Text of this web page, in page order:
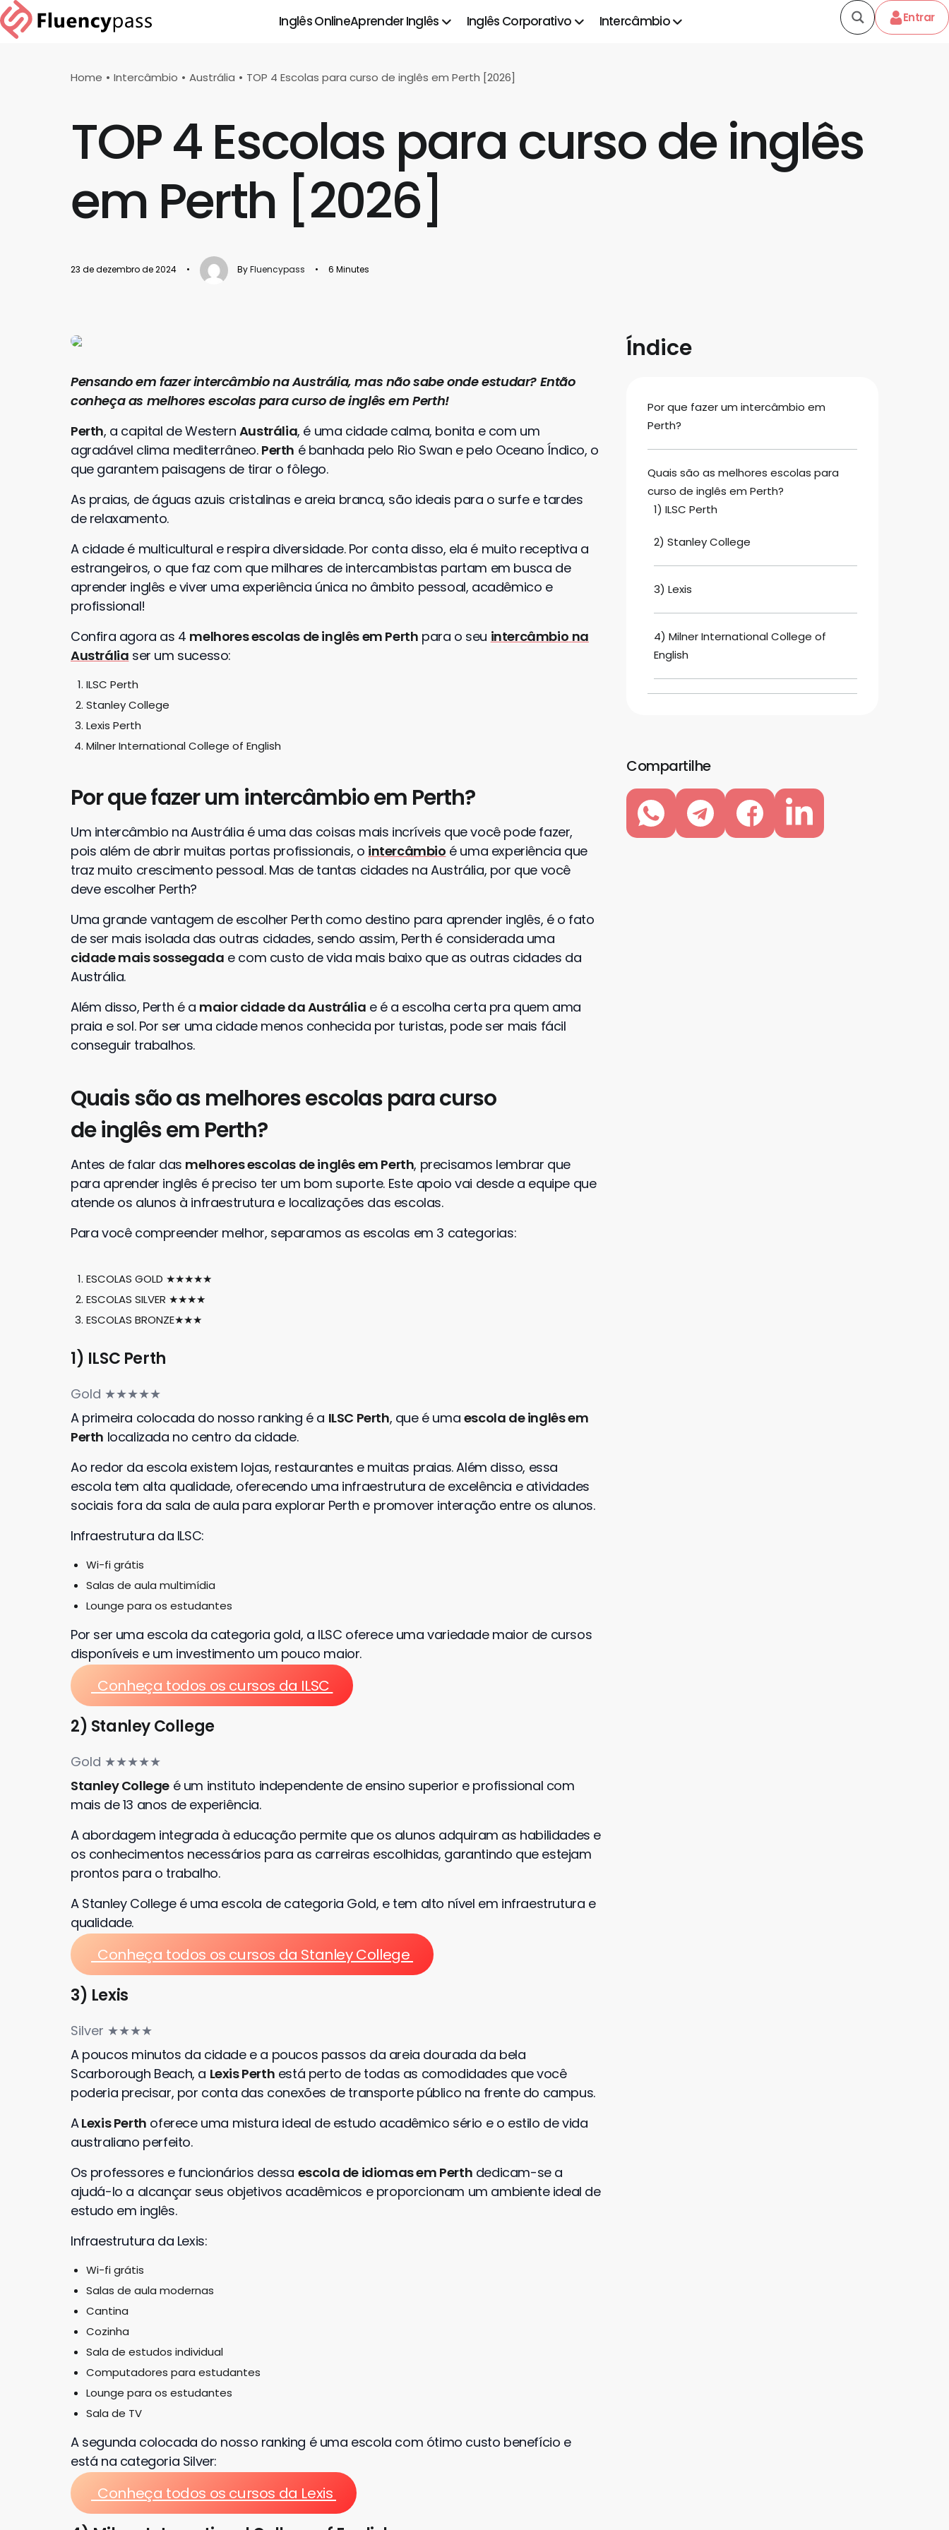
Inglês OnlineAprender Inglês Inglês Corporativo Intercâmbio Entrar
Home Intercâmbio Austrália TOP 4 Escolas para curso de inglês em Perth [2026]
TOP 4 Escolas para curso de inglês
em Perth [2026]
23 de dezembro de 2024 • ByFluencypass • 6 Minutes
Pensando em fazer intercâmbio na Austrália, mas não sabe onde estudar? Então
conheça as melhores escolas para curso de inglês em Perth!
Perth, a capital de Western Austrália, é uma cidade calma, bonita e com um
agradável clima mediterrâneo. Perth é banhada pelo Rio Swan e pelo Oceano Índico, o
que garantem paisagens de tirar o fôlego.
As praias, de águas azuis cristalinas e areia branca, são ideais para o surfe e tardes
de relaxamento.
A cidade é multicultural e respira diversidade. Por conta disso, ela é muito receptiva a
estrangeiros, o que faz com que milhares de intercambistas partam em busca de
aprender inglês e viver uma experiência única no âmbito pessoal, acadêmico e
profissional!
Confira agora as 4 melhores escolas de inglês em Perth para o seu intercâmbio na
Austrália ser um sucesso:
ILSC Perth
Stanley College
Lexis Perth
Milner International College of English
Por que fazer um intercâmbio em Perth?
Um intercâmbio na Austrália é uma das coisas mais incríveis que você pode fazer,
pois além de abrir muitas portas profissionais, o intercâmbio é uma experiência que
traz muito crescimento pessoal. Mas de tantas cidades na Austrália, por que você
deve escolher Perth?
Uma grande vantagem de escolher Perth como destino para aprender inglês, é o fato
de ser mais isolada das outras cidades, sendo assim, Perth é considerada uma
cidade mais sossegada e com custo de vida mais baixo que as outras cidades da
Austrália.
Além disso, Perth é a maior cidade da Austrália e é a escolha certa pra quem ama
praia e sol. Por ser uma cidade menos conhecida por turistas, pode ser mais fácil
conseguir trabalhos.
Quais são as melhores escolas para curso
de inglês em Perth?
Antes de falar das melhores escolas de inglês em Perth, precisamos lembrar que
para aprender inglês é preciso ter um bom suporte. Este apoio vai desde a equipe que
atende os alunos à infraestrutura e localizações das escolas.
Para você compreender melhor, separamos as escolas em 3 categorias:
ESCOLAS GOLD ★★★★★
ESCOLAS SILVER ★★★★
ESCOLAS BRONZE★★★
1) ILSC Perth
Gold ★★★★★
A primeira colocada do nosso ranking é a ILSC Perth, que é uma escola de inglês em
Perth localizada no centro da cidade.
Ao redor da escola existem lojas, restaurantes e muitas praias. Além disso, essa
escola tem alta qualidade, oferecendo uma infraestrutura de excelência e atividades
sociais fora da sala de aula para explorar Perth e promover interação entre os alunos.
Infraestrutura da ILSC:
Wi-fi grátis
Salas de aula multimídia
Lounge para os estudantes
Por ser uma escola da categoria gold, a ILSC oferece uma variedade maior de cursos
disponíveis e um investimento um pouco maior.
Conheça todos os cursos da ILSC
2) Stanley College
Gold ★★★★★
Stanley College é um instituto independente de ensino superior e profissional com
mais de 13 anos de experiência.
A abordagem integrada à educação permite que os alunos adquiram as habilidades e
os conhecimentos necessários para as carreiras escolhidas, garantindo que estejam
prontos para o trabalho.
A Stanley College é uma escola de categoria Gold, e tem alto nível em infraestrutura e
qualidade.
Conheça todos os cursos da Stanley College
3) Lexis
Silver ★★★★
A poucos minutos da cidade e a poucos passos da areia dourada da bela
Scarborough Beach, a Lexis Perth está perto de todas as comodidades que você
poderia precisar, por conta das conexões de transporte público na frente do campus.
ALexis Perth oferece uma mistura ideal de estudo acadêmico sério e o estilo de vida
australiano perfeito.
Os professores e funcionários dessa escola de idiomas em Perth dedicam-se a
ajudá-lo a alcançar seus objetivos acadêmicos e proporcionam um ambiente ideal de
estudo em inglês.
Infraestrutura da Lexis:
Wi-fi grátis
Salas de aula modernas
Cantina
Cozinha
Sala de estudos individual
Computadores para estudantes
Lounge para os estudantes
Sala de TV
A segunda colocada do nosso ranking é uma escola com ótimo custo benefício e
está na categoria Silver:
Conheça todos os cursos da Lexis
Índice
Por que fazer um intercâmbio em
Perth?
Quais são as melhores escolas para
curso de inglês em Perth?
1) ILSC Perth
2) Stanley College
3) Lexis
4) Milner International College of
English
Compartilhe